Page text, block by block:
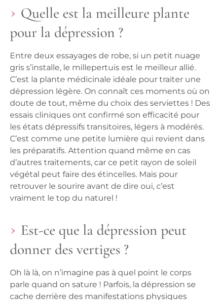
Quelle est la meilleure plante
pour la dépression ?
Entre deux essayages de robe, si un petit nuage
gris s’installe, le millepertuis est le meilleur allié.
C’est la plante médicinale idéale pour traiter une
dépression légère. On connaît ces moments où on
doute de tout, même du choix des serviettes ! Des
essais cliniques ont confirmé son efficacité pour
les états dépressifs transitoires, légers à modérés.
C’est comme une petite lumière qui revient dans
les préparatifs. Attention quand même en cas
d’autres traitements, car ce petit rayon de soleil
végétal peut faire des étincelles. Mais pour
retrouver le sourire avant de dire oui, c’est
vraiment le top du naturel !
Est-ce que la dépression peut
donner des vertiges ?
Oh là là, on n’imagine pas à quel point le corps
parle quand on sature ! Parfois, la dépression se
cache derrière des manifestations physiques